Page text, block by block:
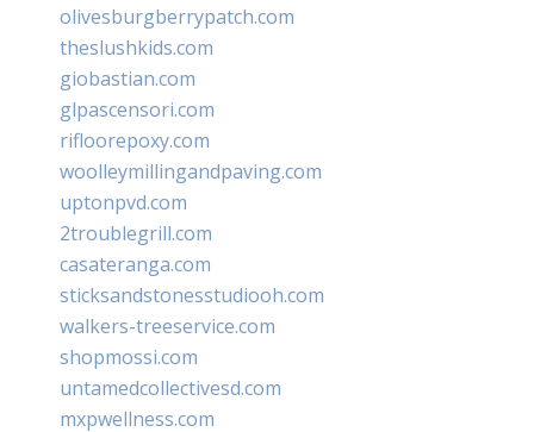
olivesburgberrypatch.com
theslushkids.com
giobastian.com
glpascensori.com
rifloorepoxy.com
woolleymillingandpaving.com
uptonpvd.com
2troublegrill.com
casateranga.com
sticksandstonesstudiooh.com
walkers-treeservice.com
shopmossi.com
untamedcollectivesd.com
mxpwellness.com